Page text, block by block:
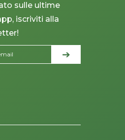
sulle ultime
iscriviti alla